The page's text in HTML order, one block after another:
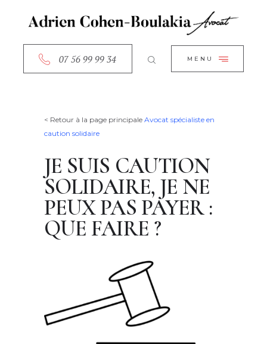
07 56 99 99 34 MENU
CLOSE
ACCUEIL
SERVICES
CONTACT
< Retour à la page principale Avocat spécialiste en
caution solidaire
JE SUIS CAUTION
SOLIDAIRE, JE NE
PEUX PAS PAYER :
QUE FAIRE ?